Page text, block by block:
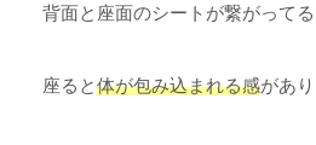
背面と座面のシートが繋がってる
座ると体が包み込まれる感があり